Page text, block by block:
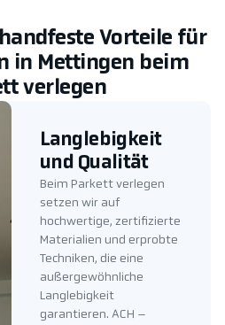
Vorteile für
in Mettingen beim
verlegen
Langlebigkeit
und Qualität
Beim Parkett verlegen
setzen wir auf
hochwertige, zertifizierte
Materialien und erprobte
Techniken, die eine
außergewöhnliche
Langlebigkeit
garantieren. ACH –